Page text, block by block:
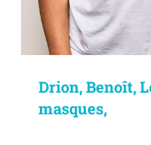
Drion, Benoît,
masques,